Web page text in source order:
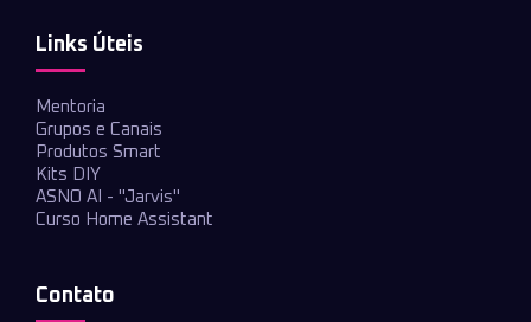
Links Úteis
Mentoria
Grupos e Canais
Produtos Smart
Kits DIY
ASNO AI - "Jarvis"
Curso Home Assistant
Contato